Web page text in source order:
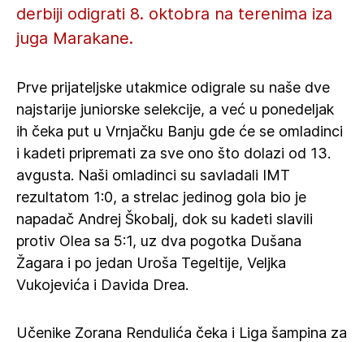
derbiji odigrati 8. oktobra na terenima iza
juga Marakane.
Prve prijateljske utakmice odigrale su naše dve
najstarije juniorske selekcije, a već u ponedeljak
ih čeka put u Vrnjačku Banju gde će se omladinci
i kadeti pripremati za sve ono što dolazi od 13.
avgusta. Naši omladinci su savladali IMT
rezultatom 1:0, a strelac jedinog gola bio je
napadač Andrej Škobalj, dok su kadeti slavili
protiv Olea sa 5:1, uz dva pogotka Dušana
Žagara i po jedan Uroša Tegeltije, Veljka
Vukojevića i Davida Drea.
Učenike Zorana Rendulića čeka i Liga šampina za